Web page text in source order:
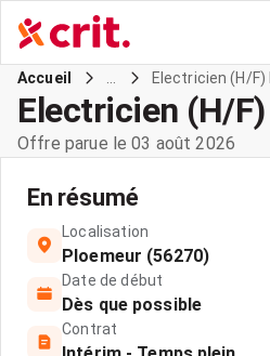
Accueil Electricien (H/F)
Electricien (H/
Offre parue le 03 août 2026
En résumé
Localisation
Ploemeur (56270)
Date de début
Dès que possible
Contrat